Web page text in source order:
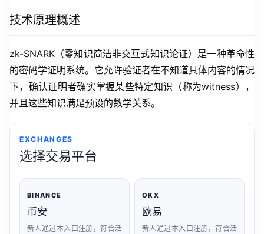
技术原理概述
zk-SNARK（零知识简洁非交互式知识论证）是一种革命性
的密码学证明系统。它允许验证者在不知道具体内容的情况
下，确认证明者确实掌握某些特定知识（称为witness），
并且这些知识满足预设的数学关系。
EXCHANGES
选择交易平台
BINANCE
币安
新人通过本入口注册，符合活
OKX
欧易
新人通过本入口注册，符合活